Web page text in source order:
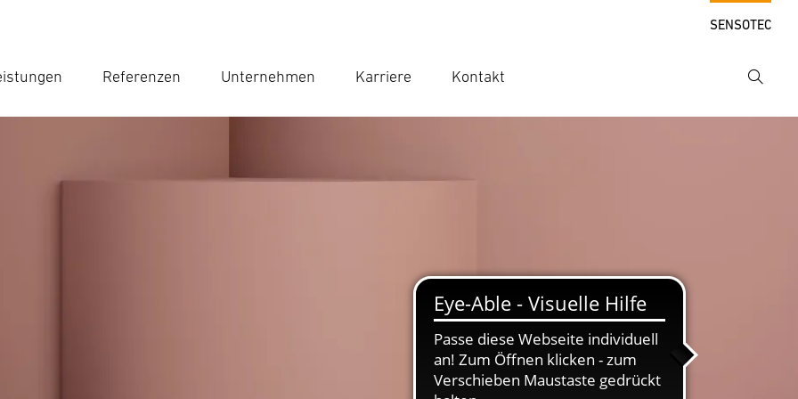
SENSOTEC
Referenzen Unternehmen Karriere Kontakt
Suche